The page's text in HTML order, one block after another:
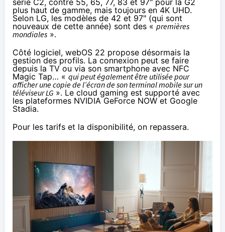
plus haut de gamme, mais toujours en 4K UHD.
Selon LG, les modèles de 42 et 97" (qui sont
nouveaux de cette année) sont des «premières
mondiales ».
Côté logiciel, webOS 22 propose désormais la
gestion des profils. La connexion peut se faire
depuis la TV ou via son smartphone avec NFC
Magic Tap… « qui peut également être utilisée pour
afficher une copie de l’écran de son terminal mobile sur un
téléviseur LG ». Le cloud gaming est supporté avec
les plateformes NVIDIA GeForce NOW et Google
Stadia.
Pour les tarifs et la disponibilité, on repassera.